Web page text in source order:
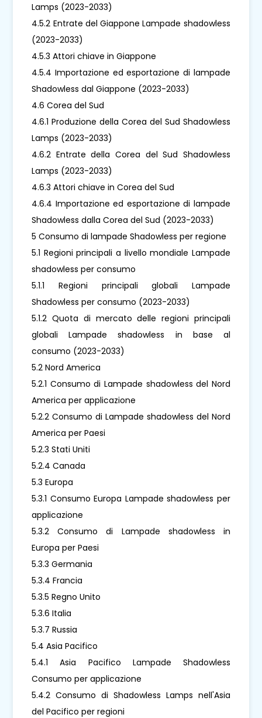
Lamps (2023-2033)
4.5.2 Entrate del Giappone Lampade shadowless
(2023-2033)
4.5.3 Attori chiave in Giappone
4.5.4 Importazione ed esportazione di lampade
Shadowless dal Giappone (2023-2033)
4.6 Corea del Sud
4.6.1 Produzione della Corea del Sud Shadowless
Lamps (2023-2033)
4.6.2 Entrate della Corea del Sud Shadowless
Lamps (2023-2033)
4.6.3 Attori chiave in Corea del Sud
4.6.4 Importazione ed esportazione di lampade
Shadowless dalla Corea del Sud (2023-2033)
5 Consumo di lampade Shadowless per regione
5.1 Regioni principali a livello mondiale Lampade
shadowless per consumo
5.1.1 Regioni principali globali Lampade
Shadowless per consumo (2023-2033)
5.1.2 Quota di mercato delle regioni principali
globali Lampade shadowless in base al
consumo (2023-2033)
5.2 Nord America
5.2.1 Consumo di Lampade shadowless del Nord
America per applicazione
5.2.2 Consumo di Lampade shadowless del Nord
America per Paesi
5.2.3 Stati Uniti
5.2.4 Canada
5.3 Europa
5.3.1 Consumo Europa Lampade shadowless per
applicazione
5.3.2 Consumo di Lampade shadowless in
Europa per Paesi
5.3.3 Germania
5.3.4 Francia
5.3.5 Regno Unito
5.3.6 Italia
5.3.7 Russia
5.4 Asia Pacifico
5.4.1 Asia Pacifico Lampade Shadowless
Consumo per applicazione
5.4.2 Consumo di Shadowless Lamps nell'Asia
del Pacifico per regioni